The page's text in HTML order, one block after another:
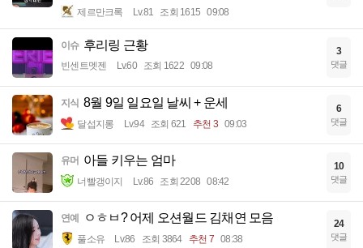
제르만크록 Lv.81 조회 1615 09:08
이슈 후리링 근황
빈센트멧젠 Lv.60 조회 1622 09:08
3
댓글
지식 8월 9일 일요일 날씨 + 운세
달섭지롱 Lv.94 조회 621 추천 3 09:03
6
댓글
유머 아들 키우는 엄마
너빨갱이지 Lv.86 조회 2208 08:42
10
댓글
연예 ㅇㅎㅂ? 어제 오션월드 김채연 모음
풀소유 Lv.86 조회 3864 추천 7 08:38
24
댓글